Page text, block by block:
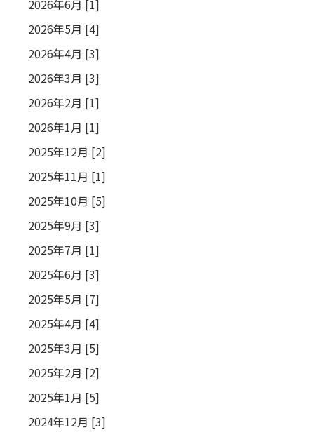
2026年6月 [1]
2026年5月 [4]
2026年4月 [3]
2026年3月 [3]
2026年2月 [1]
2026年1月 [1]
2025年12月 [2]
2025年11月 [1]
2025年10月 [5]
2025年9月 [3]
2025年7月 [1]
2025年6月 [3]
2025年5月 [7]
2025年4月 [4]
2025年3月 [5]
2025年2月 [2]
2025年1月 [5]
2024年12月 [3]